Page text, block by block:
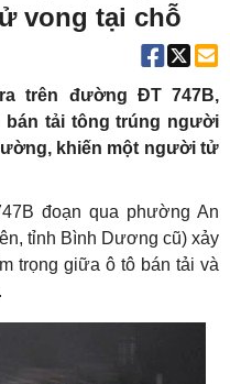
vong tại chỗ
trên đường ĐT 747B,
bán tải tông trúng người
khiến một người tử
đoạn qua phường An
tỉnh Bình Dương cũ) xảy
trọng giữa ô tô bán tải và